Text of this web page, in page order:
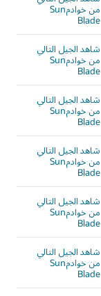
من خوادمSun
Blade
شاهد الجيل التالي
من خوادمSun
Blade
شاهد الجيل التالي
من خوادمSun
Blade
شاهد الجيل التالي
من خوادمSun
Blade
شاهد الجيل التالي
من خوادمSun
Blade
شاهد الجيل التالي
من خوادمSun
Blade